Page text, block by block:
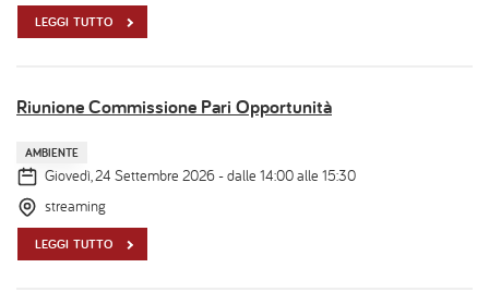
LEGGI TUTTO
Riunione Commissione Pari Opportunità
AMBIENTE
Giovedì, 24 Settembre 2026 - dalle 14:00 alle 15:30
streaming
LEGGI TUTTO